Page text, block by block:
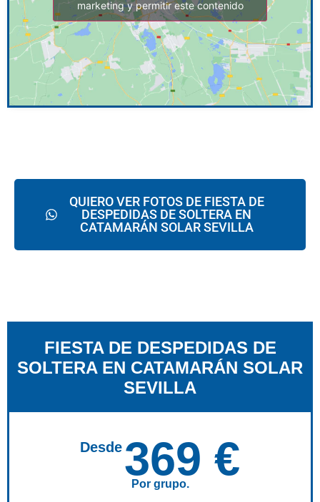
marketing y permitir este contenido
QUIERO VER FOTOS DE FIESTA DE
DESPEDIDAS DE SOLTERA EN
CATAMARÁN SOLAR SEVILLA
FIESTA DE DESPEDIDAS DE
SOLTERA EN CATAMARÁN SOLAR
SEVILLA
Desde369 €
Por grupo.